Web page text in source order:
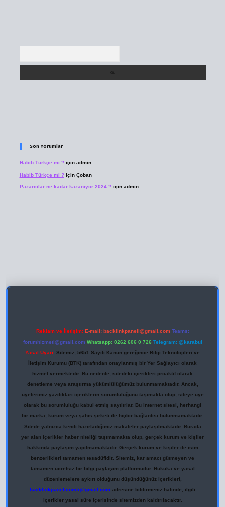
Son Yorumlar
Habib Türkçe mi ?için admin
Habib Türkçe mi ?için Çoban
Pazarcılar ne kadar kazanıyor 2024 ?için admin
Reklam ve İletişim: E-mail: backlinkpaneli@gmail.com Teams:
forumhizmeti@gmail.com Whatsapp: 0262 606 0 726 Telegram: @karabul
Yasal Uyarı: Sitemiz, 5651 Sayılı Kanun gereğince Bilgi Teknolojileri ve
İletişim Kurumu (BTK) tarafından onaylanmış bir Yer Sağlayıcı olarak
hizmet vermektedir. Bu nedenle, sitedeki içerikleri proaktif olarak
denetleme veya araştırma yükümlülüğümüz bulunmamaktadır. Ancak,
üyelerimiz yazdıkları içeriklerin sorumluluğunu taşımakta olup, siteye üye
olarak bu sorumluluğu kabul etmiş sayılırlar. Bu internet sitesi, herhangi
bir marka, kurum veya şahıs şirketi ile hiçbir bağlantısı bulunmamaktadır.
Sitede yalnızca kendi hazırladığımız makaleler paylaşılmaktadır. Burada
yer alan içerikler haber niteliği taşımamakta olup, gerçek kurum ve kişiler
hakkında paylaşım yapılmamaktadır. Gerçek kurum ve kişiler ile isim
benzerlikleri tamamen tesadüfidir. Sitemiz, kar amacı gütmeyen ve
tamamen ücretsiz bir bilgi paylaşım platformudur. Hukuka ve yasal
düzenlemelere aykırı olduğunu düşündüğünüz içerikleri,
backlinkpanelicomtr@gmail.com adresine bildirmeniz halinde, ilgili
içerikler yasal süre içerisinde sitemizden kaldırılacaktır.